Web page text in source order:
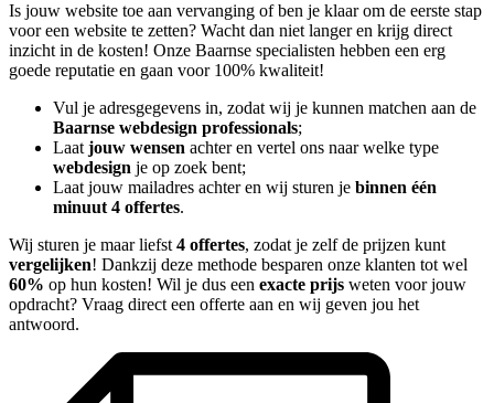
Is jouw website toe aan vervanging of ben je klaar om de eerste stap
voor een website te zetten? Wacht dan niet langer en krijg direct
inzicht in de kosten! Onze Baarnse specialisten hebben een erg
goede reputatie en gaan voor 100% kwaliteit!
Vul je adresgegevens in, zodat wij je kunnen matchen aan de
Baarnse webdesign professionals;
Laat jouw wensen achter en vertel ons naar welke type
webdesign je op zoek bent;
Laat jouw mailadres achter en wij sturen je binnen één
minuut 4 offertes.
Wij sturen je maar liefst 4 offertes, zodat je zelf de prijzen kunt
vergelijken! Dankzij deze methode besparen onze klanten tot wel
60% op hun kosten! Wil je dus een exacte prijs weten voor jouw
opdracht? Vraag direct een offerte aan en wij geven jou het
antwoord.